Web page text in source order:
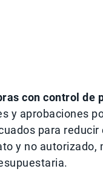
con control de
y aprobaciones
para reducir
y no autorizado,